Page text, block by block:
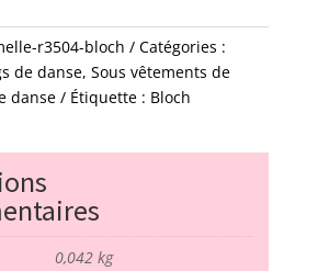
r3504-bloch
Catégories :
de danse, Sous vêtements de
danse Étiquette : Bloch
0,042 kg